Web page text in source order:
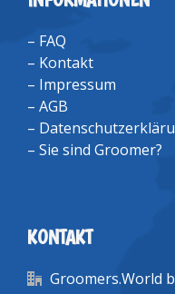
– FAQ
– Kontakt
– Impressum
– AGB
–
– Sie sind Groomer?
KONTAKT
Groomers.World